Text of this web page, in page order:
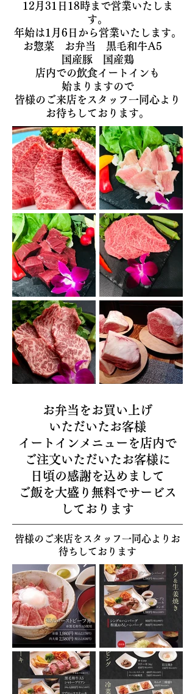
12月31日18時まで営業いたしま
す。
年始は1月6日から営業いたします。
お惣菜 お弁当 黒毛和牛A5
国産豚 国産鶏
店内での飲食イートインも
始まりますので
皆様のご来店をスタッフ一同心より
お待ちしております。
お弁当をお買い上げ
いただいたお客様
イートインメニューを店内で
ご注文いただいたお客様に
日頃の感謝を込めまして
ご飯を大盛り無料でサービス
しております
皆様のご来店をスタッフ一同心よりお
待ちしております